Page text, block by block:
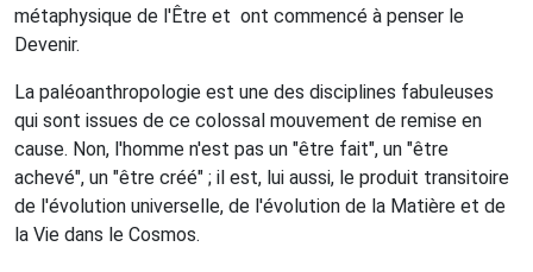
métaphysique de l'Être et ont commencé à penser le
Devenir.
La paléoanthropologie est une des disciplines fabuleuses
qui sont issues de ce colossal mouvement de remise en
cause. Non, l'homme n'est pas un "être fait", un "être
achevé", un "être créé" ; il est, lui aussi, le produit transitoire
de l'évolution universelle, de l'évolution de la Matière et de
la Vie dans le Cosmos.